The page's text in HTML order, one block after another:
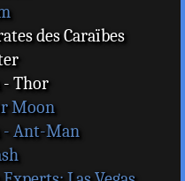
des Caraïbes
Thor
Moon
- Ant-Man